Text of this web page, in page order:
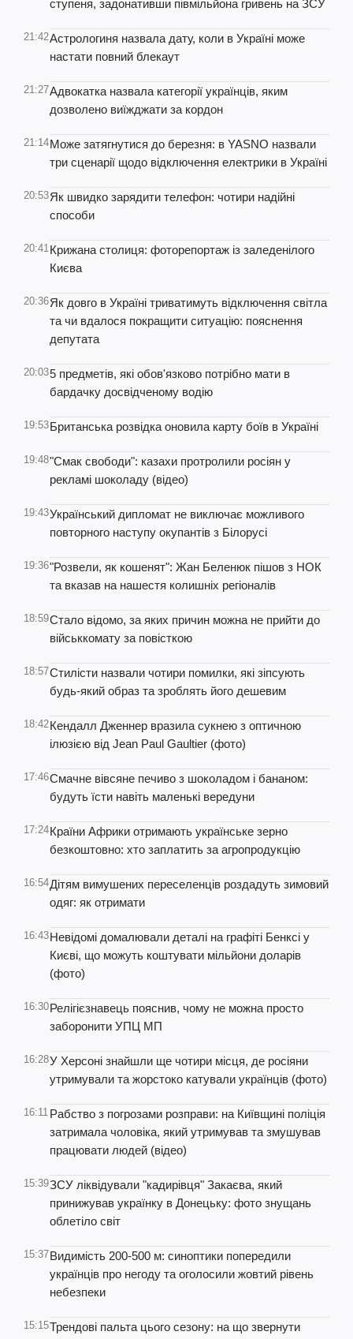
ступеня, задонативши півмільйона гривень на ЗСУ
21:42Астрологиня назвала дату, коли в Україні може
настати повний блекаут
21:27Адвокатка назвала категорії українців, яким
дозволено виїжджати за кордон
21:14Може затягнутися до березня: в YASNO назвали
три сценарії щодо відключення електрики в Україні
20:53Як швидко зарядити телефон: чотири надійні
способи
20:41Крижана столиця: фоторепортаж із заледенілого
Києва
20:36Як довго в Україні триватимуть відключення світла
та чи вдалося покращити ситуацію: пояснення
депутата
20:035 предметів, які обов'язково потрібно мати в
бардачку досвідченому водію
19:53Британська розвідка оновила карту боїв в Україні
19:48"Смак свободи": казахи протролили росіян у
рекламі шоколаду (відео)
19:43Український дипломат не виключає можливого
повторного наступу окупантів з Білорусі
19:36"Розвели, як кошенят": Жан Беленюк пішов з НОК
та вказав на нашестя колишніх регіоналів
18:59Стало відомо, за яких причин можна не прийти до
військкомату за повісткою
18:57Стилісти назвали чотири помилки, які зіпсують
будь-який образ та зроблять його дешевим
18:42Кендалл Дженнер вразила сукнею з оптичною
ілюзією від Jean Paul Gaultier (фото)
17:46Смачне вівсяне печиво з шоколадом і бананом:
будуть їсти навіть маленькі вередуни
17:24Країни Африки отримають українське зерно
безкоштовно: хто заплатить за агропродукцію
16:54Дітям вимушених переселенців роздадуть зимовий
одяг: як отримати
16:43Невідомі домалювали деталі на графіті Бенксі у
Києві, що можуть коштувати мільйони доларів
(фото)
16:30Релігієзнавець пояснив, чому не можна просто
заборонити УПЦ МП
16:28У Херсоні знайшли ще чотири місця, де росіяни
утримували та жорстоко катували українців (фото)
16:11 Рабство з погрозами розправи: на Київщині поліція
затримала чоловіка, який утримував та змушував
працювати людей (відео)
15:39ЗСУ ліквідували "кадирівця" Закаєва, який
принижував українку в Донецьку: фото знущань
облетіло світ
15:37Видимість 200-500 м: синоптики попередили
українців про негоду та оголосили жовтий рівень
небезпеки
15:15Трендові пальта цього сезону: на що звернути